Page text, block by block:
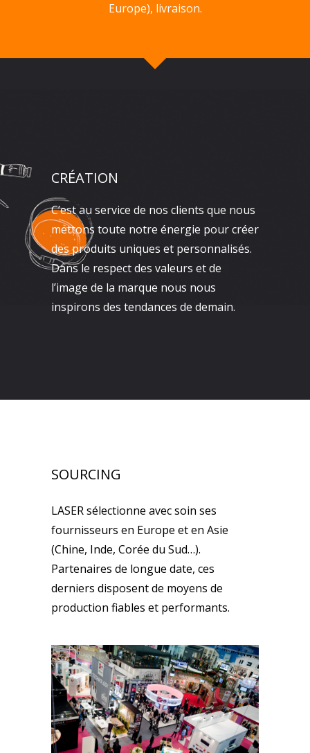
Europe), livraison.
CRÉATION
C’est au service de nos clients que nous
mettons toute notre énergie pour créer
des produits uniques et personnalisés.
Dans le respect des valeurs et de
l’image de la marque nous nous
inspirons des tendances de demain.
SOURCING
LASER sélectionne avec soin ses
fournisseurs en Europe et en Asie
(Chine, Inde, Corée du Sud…).
Partenaires de longue date, ces
derniers disposent de moyens de
production fiables et performants.